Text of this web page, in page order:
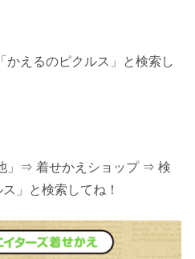
かえるのピクルス」と検索し
」⇒ 着せかえショップ ⇒ 検
」と検索してね！